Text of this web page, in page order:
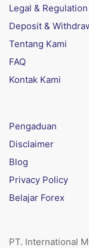
Legal & Regulation
Deposit &
Tentang Kami
FAQ
Kontak Kami
Pengaduan
Disclaimer
Blog
Privacy Policy
Belajar Forex
PT. International